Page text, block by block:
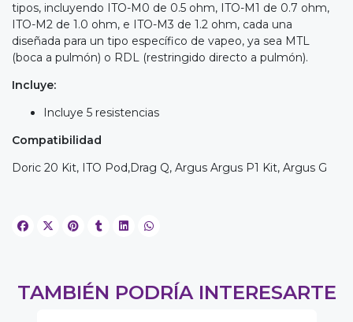
tipos, incluyendo ITO-M0 de 0.5 ohm, ITO-M1 de 0.7 ohm,
ITO-M2 de 1.0 ohm, e ITO-M3 de 1.2 ohm, cada una
diseñada para un tipo específico de vapeo, ya sea MTL
(boca a pulmón) o RDL (restringido directo a pulmón).
Incluye:
Incluye 5 resistencias
Compatibilidad
Doric 20 Kit, ITO Pod,Drag Q, Argus Argus P1 Kit, Argus G
TAMBIÉN PODRÍA INTERESARTE